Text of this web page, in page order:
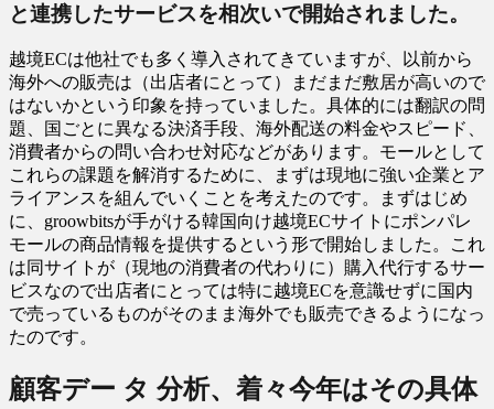
と連携したサービスを相次いで開始されました。
越境ECは他社でも多く導入されてきていますが、以前から
海外への販売は（出店者にとって）まだまだ敷居が高いので
はないかという印象を持っていました。具体的には翻訳の問
題、国ごとに異なる決済手段、海外配送の料金やスピード、
消費者からの問い合わせ対応などがあります。モールとして
これらの課題を解消するために、まずは現地に強い企業とア
ライアンスを組んでいくことを考えたのです。まずはじめ
に、groowbitsが手がける韓国向け越境ECサイトにポンパレ
モールの商品情報を提供するという形で開始しました。これ
は同サイトが（現地の消費者の代わりに）購入代行するサー
ビスなので出店者にとっては特に越境ECを意識せずに国内
で売っているものがそのまま海外でも販売できるようになっ
たのです。
顧客デー タ 分析、着々今年はその具体